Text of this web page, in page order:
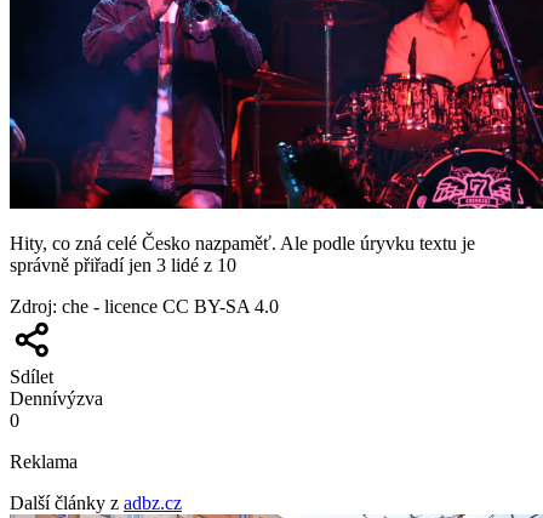
Hity, co zná celé Česko nazpaměť. Ale podle úryvku textu je
správně přiřadí jen 3 lidé z 10
Zdroj: che - licence CC BY-SA 4.0
Sdílet
Dennívýzva
0
Reklama
Další články z adbz.cz